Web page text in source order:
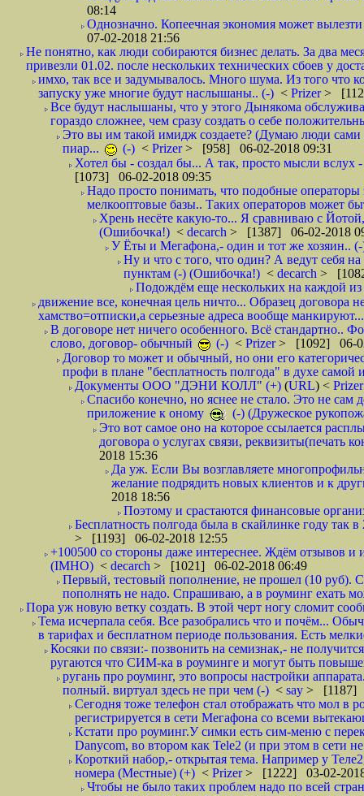
08:14
Однозначно. Копеечная экономия может
07-02-2018 21:56
Не понятно, как люди собираются бизнес делать. За два
привезли 01.02. после нескольких технических сбоев у
имхо, так все и задумывалось. Много шума. Из того что
запуску уже многие будут наслышаны.. (-) < Prizer>
Все будут наслышаны, что у этого Дынякома
гораздо сложнее, чем сразу создать о себе
Это вы им такой имидж создаете? (Думаю люди сами
пиар...
(-) < Prizer> [958] 06-02-2018 09:31
Хотел бы - создал бы... А так, просто мысли вслух
[1073] 06-02-2018 09:35
Надо просто понимать, что подобные
мелкооптовые базы.. Таких операторов может
Хрень несёте какую-то... Я сравниваю с
(Ошибочка!) < decarch > [1387] 06-02-2018
У Ёты и Мегафона,- один и тот же хозяин..
Ну и что с того, что один? А ведут себя
пунктам (-) (Ошибочка!) < decarch >
Подождём еще нескольких на каждой из
движение все, конечная цель ничто... Образец договора
хамство=отписки,а серьезные адреса вообще
В договоре нет ничего особенного. Всё стандартно..
слово, договор- обычный
(-) < Prizer> [1092] 06-
Договор то может и обычный, но они его
профи в плане "бесплатность полгода" в духе
Документы ООО "ДЭНИ КОЛЛ" (+) (URL) <
Спасибо конечно, но яснее не стало. Это не сам
приложение к оному
(-) (Дружеское
Это вот самое оно на которое ссылается
договора о услугах связи, реквизиты(печать
2018 15:36
Да уж. Если Вы возглавляете
желание подрядить новых клиентов и к
2018 18:56
Поэтому и срастаются финансовые
Бесплатность полгода была в скайлинке году
> [1193] 06-02-2018 12:55
+100500 со стороны даже интереснее. Ждём отзывов и
(IMHO) < decarch > [1021] 06-02-2018 06:49
Первый, тестовый пополнение, не прошел (10 руб).
пополнять не надо. Спрашиваю, а в роуминг ехать
Пора уж новую ветку создать. В этой черт ногу сломит
Тема исчерпала себя. Все разобрались что и почём...
в тарифах и бесплатном периоде пользования. Есть
Косяки по связи:- позвонить на семизнак,- не
ругаются что СИМ-ка в роуминге и могут быть
ругань про роуминг, это вопросы настройки
полный. виртуал здесь не при чем (-) < say > [1187]
Сегодня тоже телефон стал отображать что мол в
регистрируется в сети Мегафона со всеми
Кстати про роуминг.У симки есть сим-меню с
Danycom, во втором как Tele2 (и при этом в сети
Короткий набор,- открытая тема. Например у
номера (Местные) (+) < Prizer> [1222] 03-02-
Чтобы не было таких проблем надо по всей